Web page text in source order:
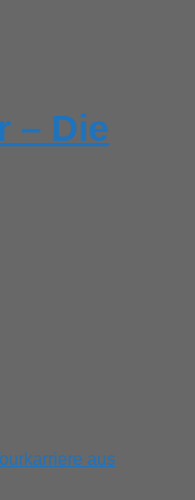
– Die
aus